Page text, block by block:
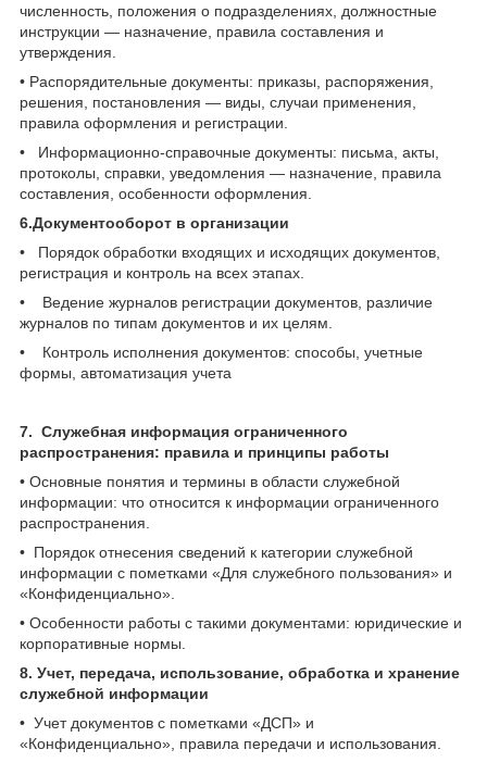
численность, положения о подразделениях, должностные
инструкции — назначение, правила составления и
утверждения.
• Распорядительные документы: приказы, распоряжения,
решения, постановления — виды, случаи применения,
правила оформления и регистрации.
• Информационно-справочные документы: письма, акты,
протоколы, справки, уведомления — назначение, правила
составления, особенности оформления.
6.Документооборот в организации
• Порядок обработки входящих и исходящих документов,
регистрация и контроль на всех этапах.
• Ведение журналов регистрации документов, различие
журналов по типам документов и их целям.
• Контроль исполнения документов: способы, учетные
формы, автоматизация учета
7. Служебная информация ограниченного
распространения: правила и принципы работы
• Основные понятия и термины в области служебной
информации: что относится к информации ограниченного
распространения.
• Порядок отнесения сведений к категории служебной
информации с пометками «Для служебного пользования» и
«Конфиденциально».
• Особенности работы с такими документами: юридические и
корпоративные нормы.
8. Учет, передача, использование, обработка и хранение
служебной информации
• Учет документов с пометками «ДСП» и
«Конфиденциально», правила передачи и использования.